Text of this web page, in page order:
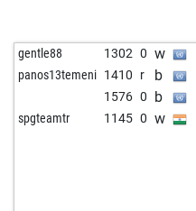
gentle88 1302 0 w
panos13temeni 1410 r b
1576 0 b
spgteamtr 1145 0 w